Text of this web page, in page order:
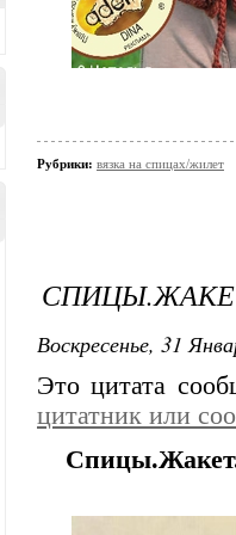
Рубрики: вязка на спицах/жилет
Воскресенье, 31
Это цитата
цитатник или